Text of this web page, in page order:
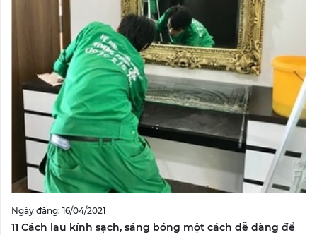
Ngày đăng: 16/04/2021
11 Cách lau kính sạch, sáng bóng một cách dễ dàng để